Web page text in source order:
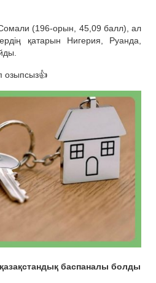
Сомали (196-орын, 45,09 балл), ал
қатарын Нигерия, Руанда,
озыпсыз👍
баспаналы болды